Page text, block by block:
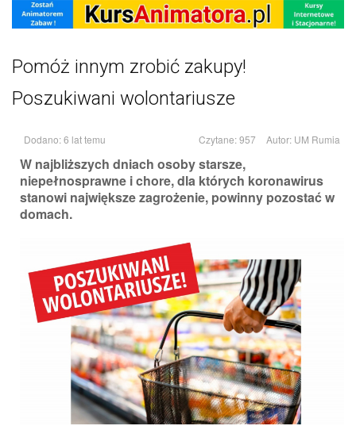
Pomóż innym zrobić zakupy!
Poszukiwani wolontariusze
Dodano: 6 lat temu Czytane: 957 Autor: UM Rumia
W najbliższych dniach osoby starsze,
niepełnosprawne i chore, dla których koronawirus
stanowi największe zagrożenie, powinny pozostać w
domach.